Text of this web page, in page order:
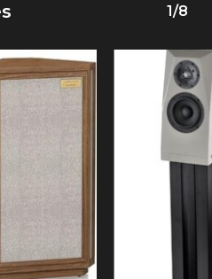
1/8